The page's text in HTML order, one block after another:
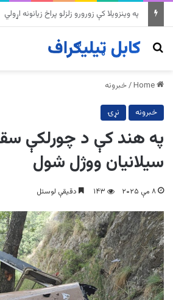
په وینزویلا کې زورورو زلزلو پراخ زیانونه اړولي
Search for
/خبرونه
خبرونه نړۍ
سیلانیان ووژل شول
۸ مې ۲۰۲۵ ۱۴۳ دقیقې لوستل